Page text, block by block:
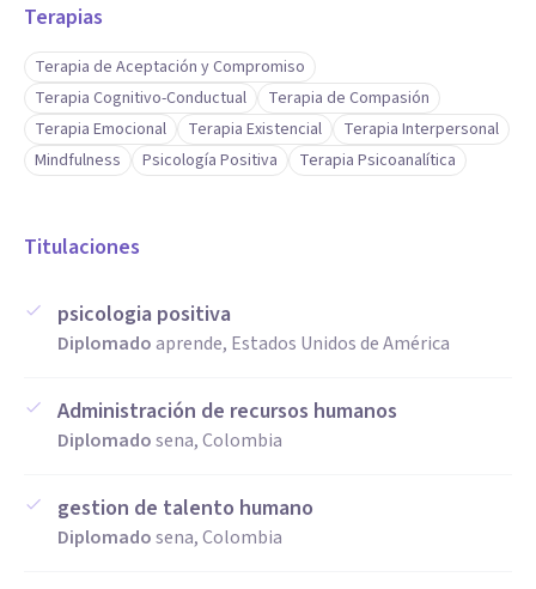
Terapias
Terapia de Aceptación y Compromiso
Terapia Cognitivo-Conductual
Terapia de Compasión
Terapia Emocional
Terapia Existencial
Terapia Interpersonal
Mindfulness
Psicología Positiva Terapia Psicoanalítica
Titulaciones
psicologia positiva
Diplomadoaprende, Estados Unidos de América
Administración de recursos humanos
Diplomadosena, Colombia
gestion de talento humano
Diplomadosena, Colombia